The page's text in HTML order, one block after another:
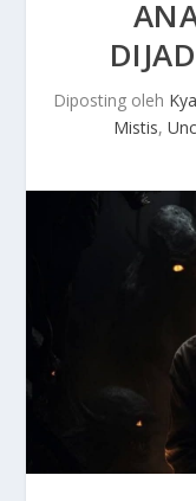
Diposting oleh
Mistis,